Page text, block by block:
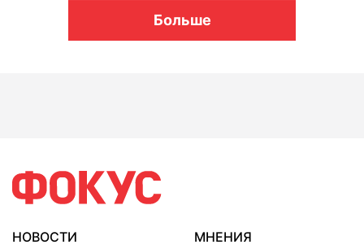
Больше
НОВОСТИ
МНЕНИЯ